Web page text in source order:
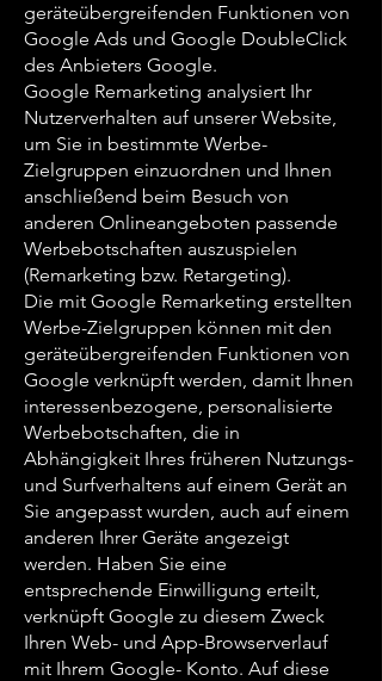
geräteübergreifenden Funktionen von
Google Ads und Google DoubleClick
des Anbieters Google.
Google Remarketing analysiert Ihr
Nutzerverhalten auf unserer Website,
um Sie in bestimmte Werbe-
Zielgruppen einzuordnen und Ihnen
anschließend beim Besuch von
anderen Onlineangeboten passende
Werbebotschaften auszuspielen
(Remarketing bzw. Retargeting).
Die mit Google Remarketing erstellten
Werbe-Zielgruppen können mit den
geräteübergreifenden Funktionen von
Google verknüpft werden, damit Ihnen
interessenbezogene, personalisierte
Werbebotschaften, die in
Abhängigkeit Ihres früheren Nutzungs-
und Surfverhaltens auf einem Gerät an
Sie angepasst wurden, auch auf einem
anderen Ihrer Geräte angezeigt
werden. Haben Sie eine
entsprechende Einwilligung erteilt,
verknüpft Google zu diesem Zweck
Ihren Web- und App-Browserverlauf
mit Ihrem Google- Konto. Auf diese